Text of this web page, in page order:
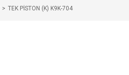
TEK PİSTON (K) K9K-704